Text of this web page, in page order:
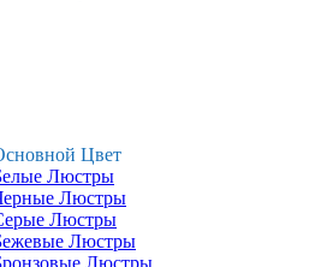
Цвет
Люстры
Люстры
Люстры
Люстры
Люстры